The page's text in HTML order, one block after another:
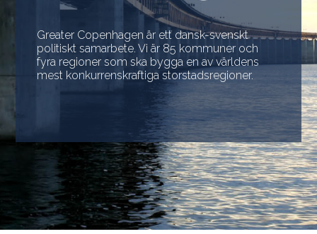
Greater Copenhagen är ett dansk-svenskt
politiskt samarbete. Vi är 85 kommuner och
fyra regioner som ska bygga en av världens
mest konkurrenskraftiga storstadsregioner.